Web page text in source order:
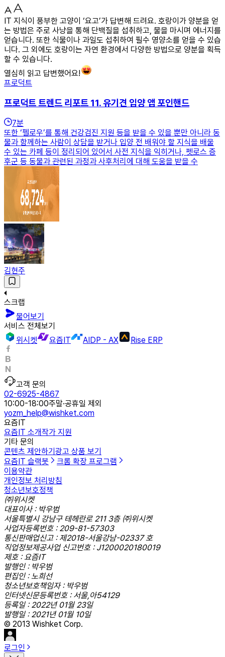
IT 지식이 풍부한 고양이 ‘요고’가 답변해 드려요. 호랑이가 양분을 얻
는 방법은 주로 사냥을 통해 단백질을 섭취하고, 물을 마시며 에너지를
얻습니다. 또한 식물이나 과일도 섭취하여 필수 영양소를 얻을 수 있습
니다. 그 외에도 호랑이는 자연 환경에서 다양한 방법으로 양분을 획득
할 수 있습니다.
열심히 읽고 답변했어요!
프로덕트
프로덕트 트렌드 리포트 11. 유기견 입양 앱 포인핸드
7분
또한 ‘펠로우’를 통해 건강검진 지원 등을 받을 수 있을 뿐만 아니라 동
물과 함께하는 사람이 상담을 받거나 입양 전 배워야 할 지식을 배울
수 있는 카페 등이 정리되어 있어서 사전 지식을 익히거나, 펫로스 증
후군 등 동물과 관련된 과정과 사후처리에 대해 도움을 받을 수
김현주
스크랩
물어보기
서비스 전체보기
위시켓
요즘IT AIDP - AX Rise ERP
고객 문의
02-6925-4867
10:00-18:00주말·공휴일 제외
yozm_help@wishket.com
요즘IT
요즘IT 소개작가 지원
기타 문의
콘텐츠 제안하기 광고 상품 보기
요즘IT 슬랙봇
크롬 확장 프로그램
이용약관
개인정보 처리방침
청소년보호정책
㈜위시켓
대표이사 : 박우범
서울특별시 강남구 테헤란로 211 3층 ㈜위시켓
사업자등록번호 : 209-81-57303
통신판매업신고 : 제2018-서울강남-02337 호
직업정보제공사업 신고번호 : J1200020180019
제호 : 요즘IT
발행인 : 박우범
편집인 : 노희선
청소년보호책임자 : 박우범
인터넷신문등록번호 : 서울,아54129
등록일 : 2022년 01월 23일
발행일 : 2021년 01월 10일
© 2013 Wishket Corp.
로그인